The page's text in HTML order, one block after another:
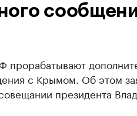
с Крымом. Об этом
президента